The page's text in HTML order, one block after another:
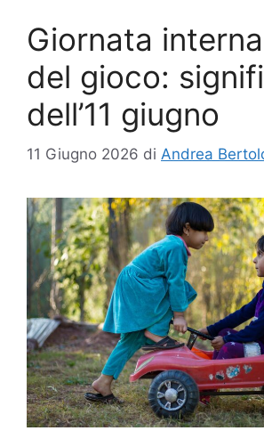
Giornata
del gioco:
dell’11 giugno
11 Giugno 2026 di Andrea